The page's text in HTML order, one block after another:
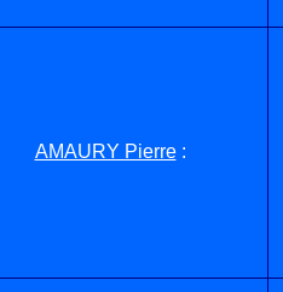
AMAURY Pierre: